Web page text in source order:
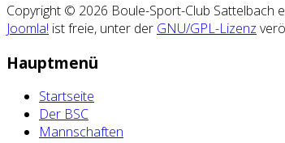
Copyright © 2026 Boule-Sport-Club Sattelbach
Joomla! ist freie, unter der GNU/GPL-Lizenz
Hauptmenü
Startseite
Der BSC
Mannschaften